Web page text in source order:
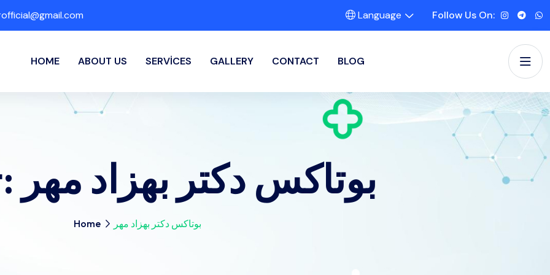
Language Follow Us On:
HOME ABOUT US SERVICES GALLERY CONTACT BLOG
بوتاکس دکتر بهزاد مهر
Home بوتاکس دکتر بهزاد مهر